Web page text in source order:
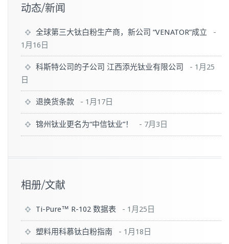
动态/新闻
全球第三大钛白粉生产商，新公司 “VENATOR”成立
-
1月16日
科斯特公司的子公司 江西添光钛业有限公司 - 1月25
日
退换货条款 - 1月17日
锦州钛业更名为“中信钛业”！ - 7月3日
相册/文献
Ti-Pure™ R-102 数据表 - 1月25日
塑料用科慕钛白粉指南 - 1月18日